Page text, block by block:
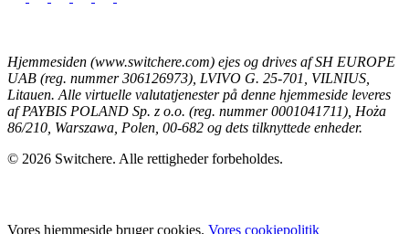
Hjemmesiden (www.switchere.com) ejes og drives af SH EUROPE
UAB (reg. nummer 306126973), LVIVO G. 25-701, VILNIUS,
Litauen. Alle virtuelle valutatjenester på denne hjemmeside leveres
af PAYBIS POLAND Sp. z o.o. (reg. nummer 0001041711), Hoża
86/210, Warszawa, Polen, 00-682 og dets tilknyttede enheder.
© 2026 Switchere. Alle rettigheder forbeholdes.
Vores hjemmeside bruger cookies. Vores cookiepolitik